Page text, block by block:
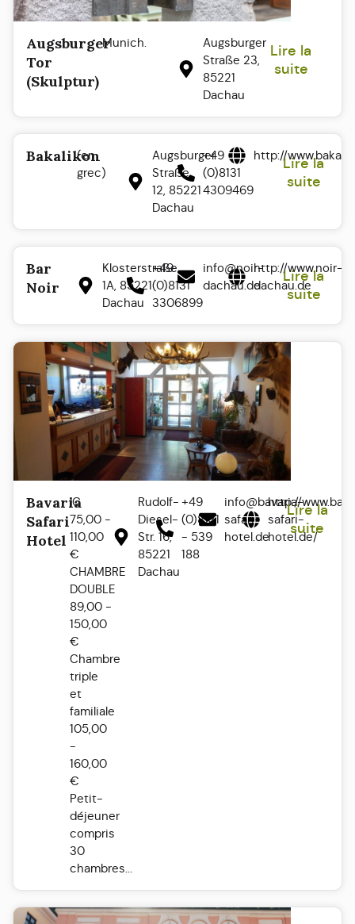
Augsburger
Tor
(Skulptur)
Munich.
Augsburger
Straße 23,
85221
Dachau
Lire la
suite
Bakalikon
(en
grec)
Augsburger
Straße
12, 85221
Dachau
+49
(0)8131
4309469
http://Lire la
suite
Bar
Noir
Klosterstraße
1A, 85221
Dachau
+49
(0)8131
3306899
info@noir-
dachau.de
http://www.noir-
dachau.de
Lire la
suite
Bavaria
Safari
Hotel
IC
75,00 -
110,00
€
CHAMBRE
DOUBLE
89,00 -
150,00
€
Chambre
triple
et
familiale
105,00
-
160,00
€
Petit-
déjeuner
compris
30
chambres...
Rudolf-
Diesel-
Str. 16,
85221
Dachau
+49
(0)8131
- 539
188
info@bavaria-
safari-
hotel.de
http://
safari-
hotel.de/
Lire la
suite